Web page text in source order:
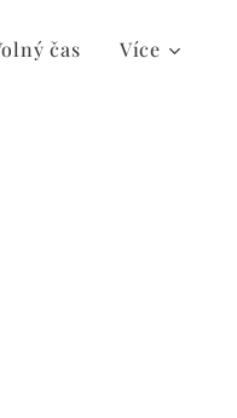
čas Více